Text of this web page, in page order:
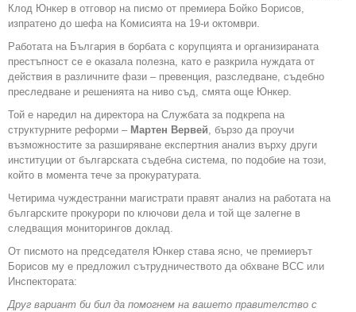
Клод Юнкер в отговор на писмо от премиера Бойко Борисов,
изпратено до шефа на Комисията на 19-и октомври.
Работата на България в борбата с корупцията и организираната
престъпност се е оказала полезна, като е разкрила нуждата от
действия в различните фази – превенция, разследване, съдебно
преследване и решенията на ниво съд, смята още Юнкер.
Той е наредил на директора на Службата за подкрепа на
структурните реформи – Мартен Вервей , бързо да проучи
възможностите за разширяване експертния анализ върху други
институции от българската съдебна система, по подобие на този,
който в момента тече за прокуратурата.
Четирима чуждестранни магистрати правят анализ на работата на
българските прокурори по ключови дела и той ще залегне в
следващия мониторингов доклад.
От писмото на председателя Юнкер става ясно, че премиерът
Борисов му е предложил сътрудничеството да обхване ВСС или
Инспектората:
Друг вариант би бил да помогнем на вашето правителство с